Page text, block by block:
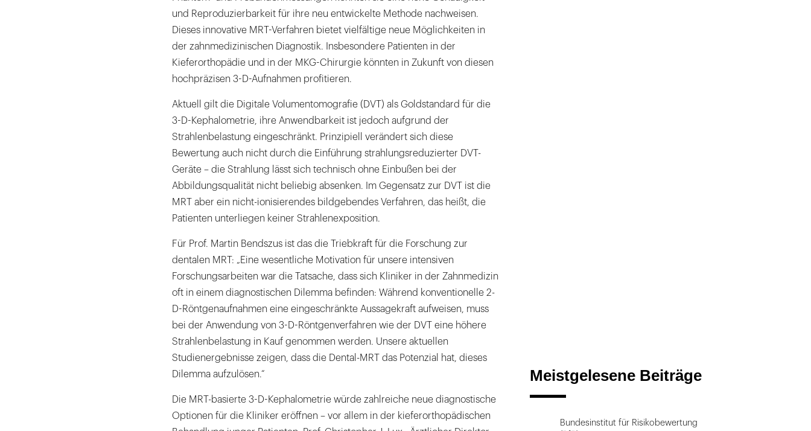
und Reproduzierbarkeit für ihre neu entwickelte Methode nachweisen.
Dieses innovative MRT-Verfahren bietet vielfältige neue Möglichkeiten in
der zahnmedizinischen Diagnostik. Insbesondere Patienten in der
Kieferorthopädie und in der MKG-Chirurgie könnten in Zukunft von diesen
hochpräzisen 3-D-Aufnahmen profitieren.
Aktuell gilt die Digitale Volumentomografie (DVT) als Goldstandard für die
3-D-Kephalometrie, ihre Anwendbarkeit ist jedoch aufgrund der
Strahlenbelastung eingeschränkt. Prinzipiell verändert sich diese
Bewertung auch nicht durch die Einführung strahlungsreduzierter DVT-
Geräte – die Strahlung lässt sich technisch ohne Einbußen bei der
Abbildungsqualität nicht beliebig absenken. Im Gegensatz zur DVT ist die
MRT aber ein nicht-ionisierendes bildgebendes Verfahren, das heißt, die
Patienten unterliegen keiner Strahlenexposition.
Für Prof. Martin Bendszus ist das die Triebkraft für die Forschung zur
dentalen MRT: „Eine wesentliche Motivation für unsere intensiven
Forschungsarbeiten war die Tatsache, dass sich Kliniker in der Zahnmedizin
oft in einem diagnostischen Dilemma befinden: Während konventionelle 2-
D-Röntgenaufnahmen eine eingeschränkte Aussagekraft aufweisen, muss
bei der Anwendung von 3-D-Röntgenverfahren wie der DVT eine höhere
Strahlenbelastung in Kauf genommen werden. Unsere aktuellen
Studienergebnisse zeigen, dass die Dental-MRT das Potenzial hat, dieses
Dilemma aufzulösen.“
Die MRT-basierte 3-D-Kephalometrie würde zahlreiche neue diagnostische
Optionen für die Kliniker eröffnen – vor allem in der kieferorthopädischen
Meistgelesene Beiträge
Bundesinstitut für Risikobewertung